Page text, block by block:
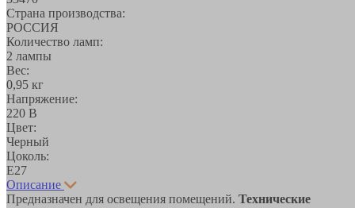
Страна производства:
РОССИЯ
Количество ламп:
2 лампы
Вес:
0,95 кг
Напряжение:
220 В
Цвет:
Черный
Цоколь:
E27
Описание
Предназначен для освещения помещений. Технические